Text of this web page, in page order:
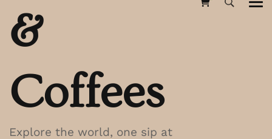
&
Coffees
Explore the world, one sip at